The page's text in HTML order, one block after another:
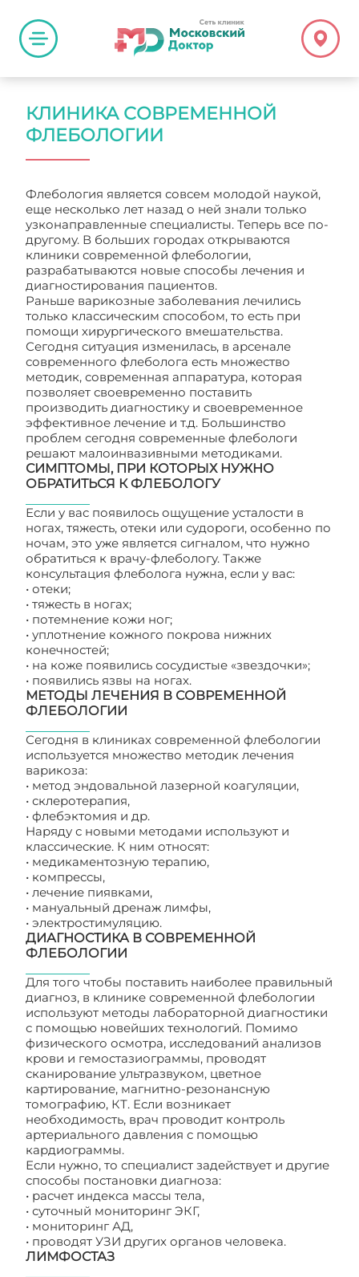
КЛИНИКА СОВРЕМЕННОЙ
ФЛЕБОЛОГИИ
Флебология является совсем молодой наукой,
еще несколько лет назад о ней знали только
узконаправленные специалисты. Теперь все по-
другому. В больших городах открываются
клиники современной флебологии,
разрабатываются новые способы лечения и
диагностирования пациентов.
Раньше варикозные заболевания лечились
только классическим способом, то есть при
помощи хирургического вмешательства.
Сегодня ситуация изменилась, в арсенале
современного флеболога есть множество
методик, современная аппаратура, которая
позволяет своевременно поставить
производить диагностику и своевременное
эффективное лечение и т.д. Большинство
проблем сегодня современные флебологи
решают малоинвазивными методиками.
СИМПТОМЫ, ПРИ КОТОРЫХ НУЖНО
ОБРАТИТЬСЯ К ФЛЕБОЛОГУ
Если у вас появилось ощущение усталости в
ногах, тяжесть, отеки или судороги, особенно по
ночам, это уже является сигналом, что нужно
обратиться к врачу-флебологу. Также
консультация флеболога нужна, если у вас:
• отеки;
• тяжесть в ногах;
• потемнение кожи ног;
• уплотнение кожного покрова нижних
конечностей;
• на коже появились сосудистые «звездочки»;
• появились язвы на ногах.
МЕТОДЫ ЛЕЧЕНИЯ В СОВРЕМЕННОЙ
ФЛЕБОЛОГИИ
Сегодня в клиниках современной флебологии
используется множество методик лечения
варикоза:
• метод эндовальной лазерной коагуляции,
• склеротерапия,
• флебэктомия и др.
Наряду с новыми методами используют и
классические. К ним относят:
• медикаментозную терапию,
• компрессы,
• лечение пиявками,
• мануальный дренаж лимфы,
• электростимуляцию.
ДИАГНОСТИКА В СОВРЕМЕННОЙ
ФЛЕБОЛОГИИ
Для того чтобы поставить наиболее правильный
диагноз, в клинике современной флебологии
используют методы лабораторной диагностики
с помощью новейших технологий. Помимо
физического осмотра, исследований анализов
крови и гемостазиограммы, проводят
сканирование ультразвуком, цветное
картирование, магнитно-резонансную
томографию, КТ. Если возникает
необходимость, врач проводит контроль
артериального давления с помощью
кардиограммы.
Если нужно, то специалист задействует и другие
способы постановки диагноза:
• расчет индекса массы тела,
• суточный мониторинг ЭКГ,
• мониторинг АД,
• проводят УЗИ других органов человека.
ЛИМФОСТАЗ